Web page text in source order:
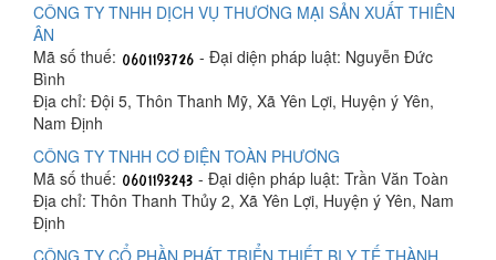
CÔNG TY TNHH DỊCH VỤ THƯƠNG MẠI SẢN XUẤT THIÊN
ÂN
Mã số thuế:
- Đại diện pháp luật: Nguyễn Đức
Bình
Địa chỉ: Đội 5, Thôn Thanh Mỹ, Xã Yên Lợi, Huyện ý Yên,
Nam Định
CÔNG TY TNHH CƠ ĐIỆN TOÀN PHƯƠNG
Mã số thuế:
- Đại diện pháp luật: Trần Văn Toàn
Địa chỉ: Thôn Thanh Thủy 2, Xã Yên Lợi, Huyện ý Yên, Nam
Định